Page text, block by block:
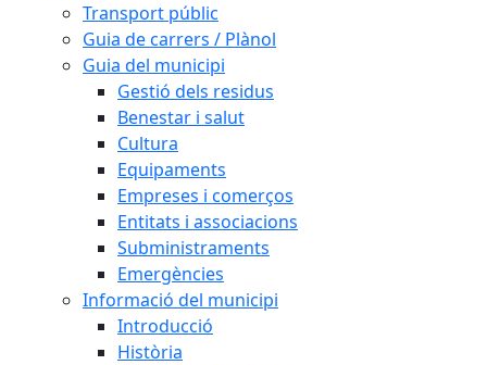
Transport públic
Guia de carrers / Plànol
Guia del municipi
Gestió dels residus
Benestar i salut
Cultura
Equipaments
Empreses i comerços
Entitats i associacions
Subministraments
Emergències
Informació del municipi
Introducció
Història